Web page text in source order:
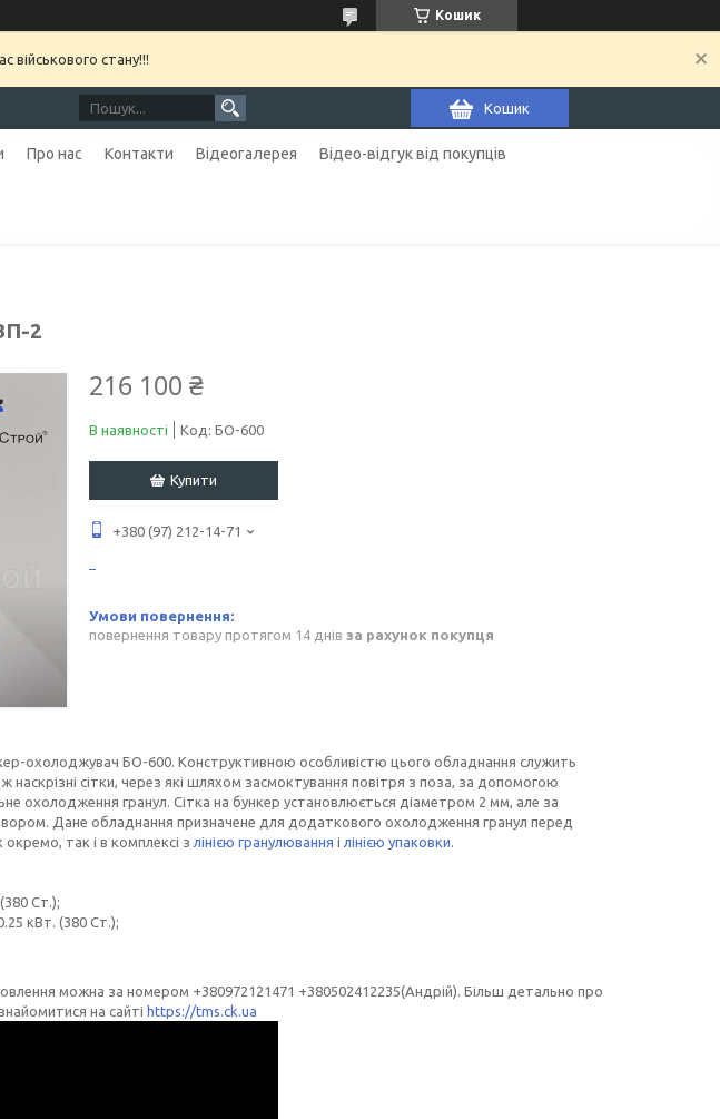
Кошик
військового стану!!!
Кошик
Про нас Контакти Відеогалерея Відео-відгук від покупців
2
216 100 ₴
В наявності Код: БО-600
Купити
+380 (97) 212-14-71
повернення товару протягом 14 днів за рахунок покупця
охолоджувач БО-600. Конструктивною особливістю цього обладнання служить
наскрізні сітки, через які шляхом засмоктування повітря з поза, за допомогою
охолодження гранул. Сітка на бункер установлюється діаметром 2 мм, але за
Дане обладнання призначене для додаткового охолодження гранул перед
так і в комплексі з лінією гранулювання і лінією упаковки.
Ст.);
кВт. (380 Ст.);
можна за номером +380972121471 +380502412235(Андрій). Більш детально про
на сайті https://tms.ck.ua